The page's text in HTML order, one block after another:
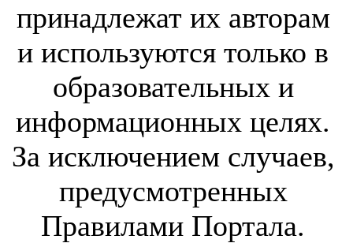
принадлежат их авторам
и используются только в
образовательных и
информационных целях.
За исключением случаев,
предусмотренных
Правилами Портала.